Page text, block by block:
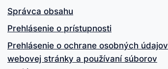
Správca obsahu
Prehlásenie o prístupnosti
Prehlásenie o ochrane osobných údajov
webovej stránky a používaní súborov